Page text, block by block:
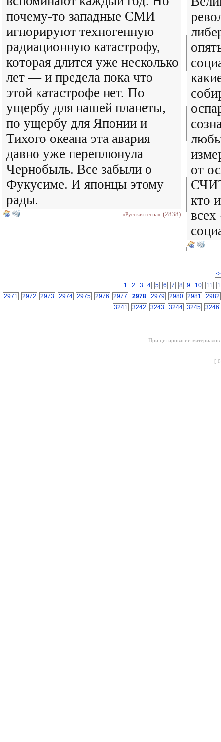
почему-то западные СМИ
игнорируют техногенную
радиационную катастрофу,
которая длится уже несколько
лет — и предела пока что
этой катастрофе нет. По
ущербу для нашей планеты,
по ущербу для Японии и
Тихого океана эта авария
давно уже переплюнула
Чернобыль. Все забыли о
Фукусиме. И японцы этому
рады.
«Русская весна» (2838)
от
кто
всех
1
2 3 4 5 6 7 8 9 10 11
2971
2972 2973 2974 2975 2976 2977 2978 2979 2980 2981
2982
3241
3242 3243 3244 3245 3246
При цитировании материалов
[